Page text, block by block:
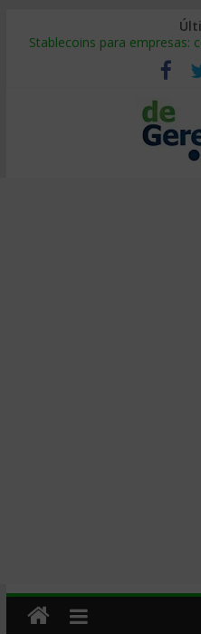
Stablecoins para empresas:
Despido silencioso: qué es y
IA en selección de personal:
Trabajo forzoso en la
Mercado hispano de EE.